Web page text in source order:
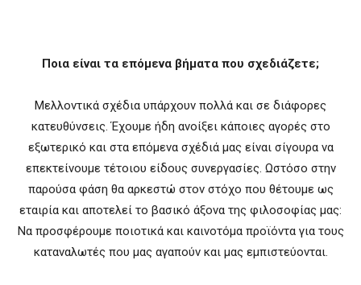
Ποια είναι τα επόμενα βήματα που σχεδιάζετε;
Μελλοντικά σχέδια υπάρχουν πολλά και σε διάφορες
κατευθύνσεις. Έχουμε ήδη ανοίξει κάποιες αγορές στο
εξωτερικό και στα επόμενα σχέδιά μας είναι σίγουρα να
επεκτείνουμε τέτοιου είδους συνεργασίες. Ωστόσο στην
παρούσα φάση θα αρκεστώ στον στόχο που θέτουμε ως
εταιρία και αποτελεί το βασικό άξονα της φιλοσοφίας μας:
Να προσφέρουμε ποιοτικά και καινοτόμα προϊόντα για τους
καταναλωτές που μας αγαπούν και μας εμπιστεύονται.